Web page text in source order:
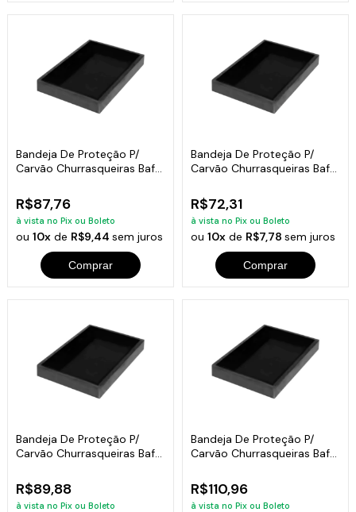
Bandeja De Proteção P/
Carvão Churrasqueiras Bafo
R$87,76
à vista no Pix ou Boleto
ou10x de R$9,44sem juros
Comprar
Bandeja De Proteção P/
Carvão Churrasqueiras Bafo
R$72,31
à vista no Pix ou Boleto
ou 10xde R$7,78 sem juros
Comprar
Bandeja De Proteção P/
Carvão Churrasqueiras Bafo
R$89,88
à vista no Pix ou Boleto
Bandeja De Proteção P/
Carvão Churrasqueiras Bafo
R$110,96
à vista no Pix ou Boleto